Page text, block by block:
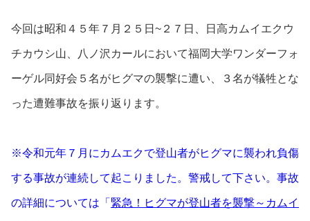
今回は昭和４５年７ 月２５ 日~２７日、日高カムイエクウ
チカウシ山、八ノ沢カールにおいて福岡大学ワンダーフォ
ーゲル同好会５名がヒグマの襲撃に遭い、３名が犠牲とな
った遭難事故を振り返ります。
※令和元年７月にカムエクで登山者がヒグマに襲われ負傷
する事故が連続して起こりました。警戒して下さい。事故
の詳細については「 緊急！ヒグマが登山者を襲撃～カムイ